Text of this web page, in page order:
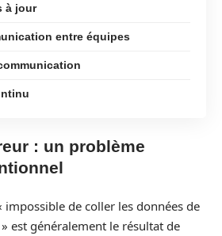
à jour
entre équipes
: un problème
impossible de coller les données de
est généralement le résultat de